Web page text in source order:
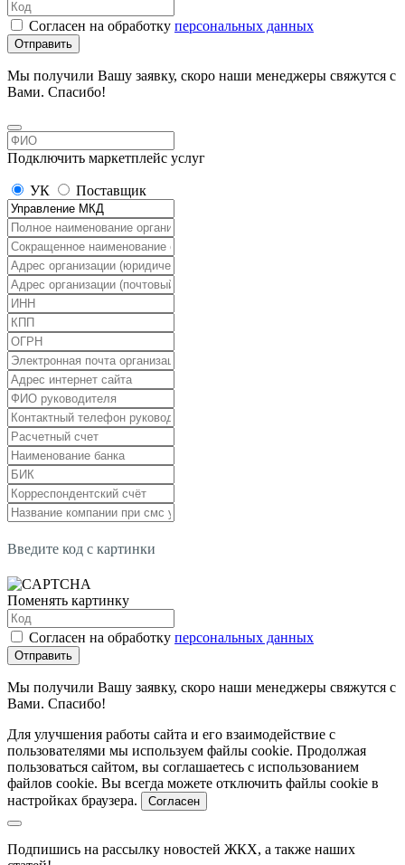
Согласен на обработку персональных данных
Отправить
Мы получили Вашу заявку, скоро наши менеджеры свяжутся с
Вами. Спасибо!
Подключить маркетплейс услуг
УК Поставщик
Введите код с картинки
Поменять картинку
Согласен на обработку персональных данных
Отправить
Мы получили Вашу заявку, скоро наши менеджеры свяжутся с
Вами. Спасибо!
Для улучшения работы сайта и его взаимодействие с
пользователями мы используем файлы cookie. Продолжая
пользоваться сайтом, вы соглашаетесь с использованием
файлов cookie. Вы всегда можете отключить файлы cookie в
настройках браузера.
Согласен
Подпишись на рассылку новостей ЖКХ, а также наших